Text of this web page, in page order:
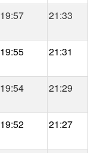
19:57 21:33
19:55 21:31
19:54 21:29
19:52 21:27